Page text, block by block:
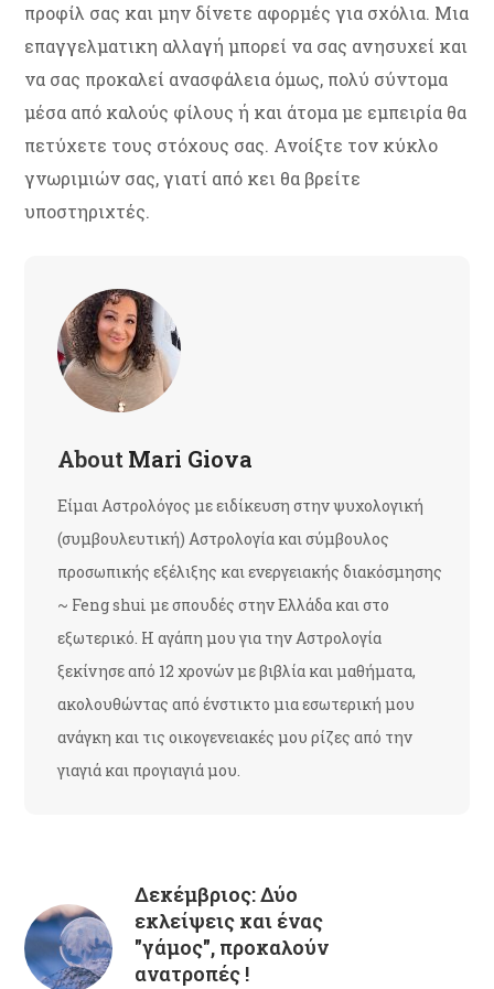
προφίλ σας και μην δίνετε αφορμές για σχόλια. Μια
επαγγελματικη αλλαγή μπορεί να σας ανησυχεί και
να σας προκαλεί ανασφάλεια όμως, πολύ σύντομα
μέσα από καλούς φίλους ή και άτομα με εμπειρία θα
πετύχετε τους στόχους σας. Ανοίξτε τον κύκλο
γνωριμιών σας, γιατί από κει θα βρείτε
υποστηριχτές.
AboutMari Giova
Είμαι Αστρολόγος με ειδίκευση στην ψυχολογική
(συμβουλευτική) Αστρολογία και σύμβουλος
προσωπικής εξέλιξης και ενεργειακής διακόσμησης
~ Feng shui με σπουδές στην Ελλάδα και στο
εξωτερικό. Η αγάπη μου για την Αστρολογία
ξεκίνησε από 12 χρονών με βιβλία και μαθήματα,
ακολουθώντας από ένστικτο μια εσωτερική μου
ανάγκη και τις οικογενειακές μου ρίζες από την
γιαγιά και προγιαγιά μου.
Δεκέμβριος: Δύο
εκλείψεις και ένας
"γάμος", προκαλούν
ανατροπές !